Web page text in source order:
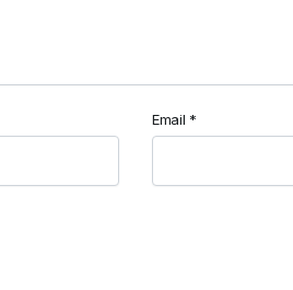
Email *